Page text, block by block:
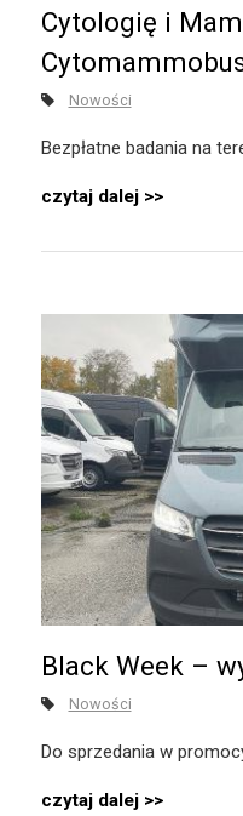
Cytologię i
Nowości
Bezpłatne badania na
czytaj dalej
Black Week –
Nowości
Do sprzedania w
czytaj dalej